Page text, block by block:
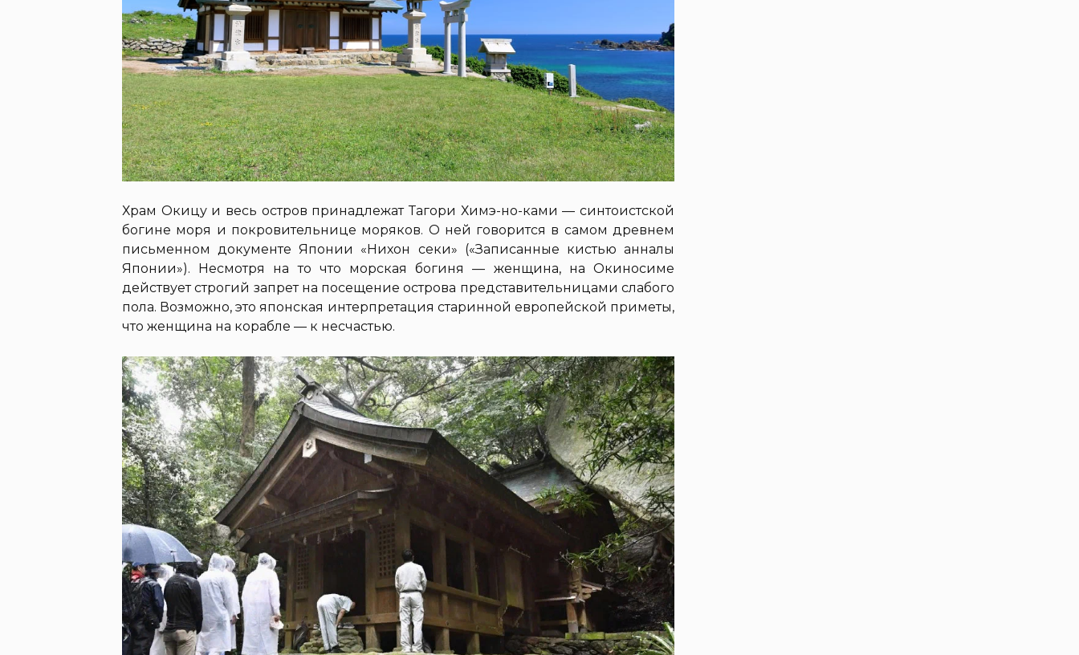
Храм Окицу и весь остров принадлежат Тагори Химэ-но-ками — синтоистской
богине моря и покровительнице моряков. О ней говорится в самом древнем
письменном документе Японии «Нихон секи» («Записанные кистью анналы
Японии»). Несмотря на то что морская богиня — женщина, на Окиносиме
действует строгий запрет на посещение острова представительницами слабого
пола. Возможно, это японская интерпретация старинной европейской приметы,
что женщина на корабле — к несчастью.